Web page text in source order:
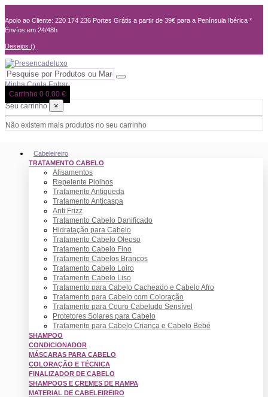
Apoio ao Cliente: 220 174 236 Portes Grátis a partir de 39€ para a Península Ibérica *
Envíos em 24/48h
Desejos ()
Minha Conta Entrar
Carrinho 0 0.00 €
Seu carrinho
×
Não existem mais produtos no seu carrinho
Cabeleireiro
TRATAMENTO CABELO
Alisamentos
Repelente Piolhos
Tratamento Antiqueda
Tratamento Anticaspa
Anti Frizz
Tratamento Cabelo Danificado
Hidratação para Cabelo
Tratamento Cabelo Oleoso
Tratamento Cabelo Fino
Tratamento Cabelos Brancos
Tratamento Cabelo Loiro
Tratamento Cabelo Liso
Tratamento para Cabelo Cacheado e Cabelo Afro
Tratamento para Cabelo com Coloração
Tratamento para Couro Cabeludo Sensível
Protetores Solares para Cabelo
Tratamento para Cabelo Criança e Cabelo Bebé
SHAMPOO
CONDICIONADOR
MÁSCARAS PARA CABELO
COLORAÇÃO E TÉCNICA
FINALIZADOR DE CABELO
SHAMPOOS E CREMES DE RAMPA
MATERIAL DE CABELEIREIRO